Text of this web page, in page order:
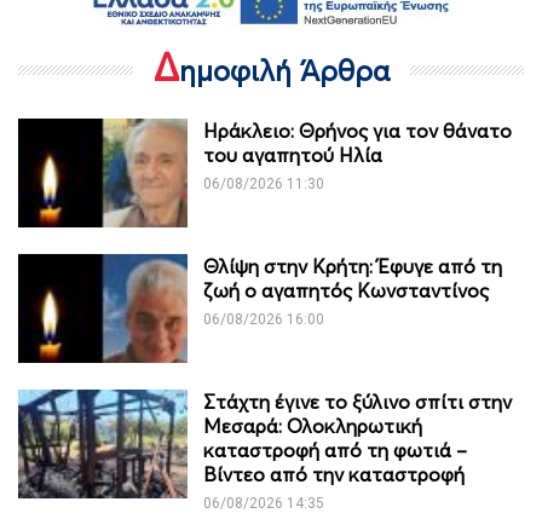
Δημοφιλή Άρθρα
Ηράκλειο: Θρήνος για τον θάνατο
του αγαπητού Ηλία
06/08/2026 11:30
Θλίψη στην Κρήτη: Έφυγε από τη
ζωή ο αγαπητός Κωνσταντίνος
06/08/2026 16:00
Στάχτη έγινε το ξύλινο σπίτι στην
Μεσαρά: Ολοκληρωτική
καταστροφή από τη φωτιά –
Βίντεο από την καταστροφή
06/08/2026 14:35